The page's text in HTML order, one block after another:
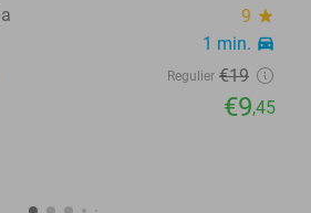
9 star
1 min. directions_car
Regulier €19
€9,45